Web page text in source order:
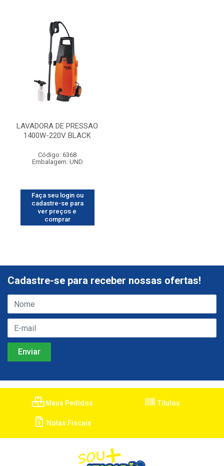
LAVADORA DE PRESSAO
1400W-220V BLACK
Código: 6368
Embalagem: UND
Faça seu login ou
cadastre-se para
ver preços e
comprar
Cadastre-se para receber nossas ofertas!
Meus Pedidos Títulos
Notas Fiscais